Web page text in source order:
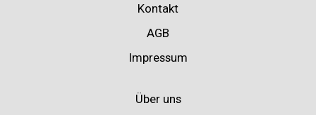
Kontakt
AGB
Impressum
Über uns